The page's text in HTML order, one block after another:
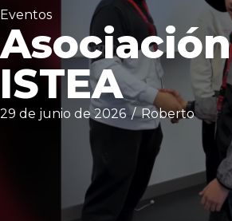
Eventos
Asociación
ISTEA
29 de junio de 2026 /Roberto